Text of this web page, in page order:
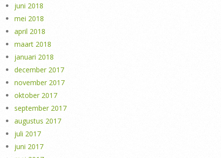
juni 2018
mei 2018
april 2018
maart 2018
januari 2018
december 2017
november 2017
oktober 2017
september 2017
augustus 2017
juli 2017
juni 2017